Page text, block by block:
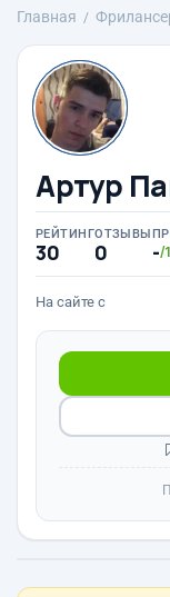
Главная
Артур
РЕЙТИНГ
30
ОТЗЫВЫ
0 -/
На сайте с